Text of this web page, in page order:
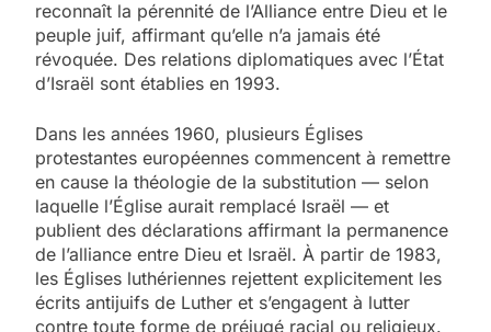
reconnaît la pérennité de l’Alliance entre Dieu et le
peuple juif, affirmant qu’elle n’a jamais été
révoquée. Des relations diplomatiques avec l’État
d’Israël sont établies en 1993.
Dans les années 1960, plusieurs Églises
protestantes européennes commencent à remettre
en cause la théologie de la substitution — selon
laquelle l’Église aurait remplacé Israël — et
publient des déclarations affirmant la permanence
de l’alliance entre Dieu et Israël. À partir de 1983,
les Églises luthériennes rejettent explicitement les
écrits antijuifs de Luther et s’engagent à lutter
contre toute forme de préjugé racial ou religieux.